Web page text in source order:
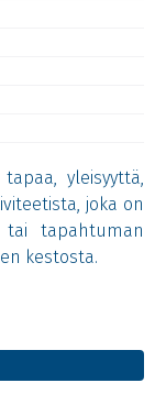
yleisyyttä,
joka on
tapahtuman
kestosta.